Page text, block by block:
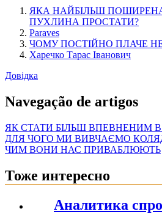
ЯКА НАЙБІЛЬШ
ПУХЛИНА ПРОСТАТИ?
Paraves
ЧОМУ ПОСТІЙНО ПЛАЧЕ
Харечко Тарас Іванович
Довідка
Navegação de artigos
ЯК СТАТИ БІЛЬШ ВПЕВНЕНИМ В
ДЛЯ ЧОГО МИ ВИВЧАЄМО
ЧИМ ВОНИ НАС ПРИВАБЛЮЮТЬ
Тоже интересно
Аналитика